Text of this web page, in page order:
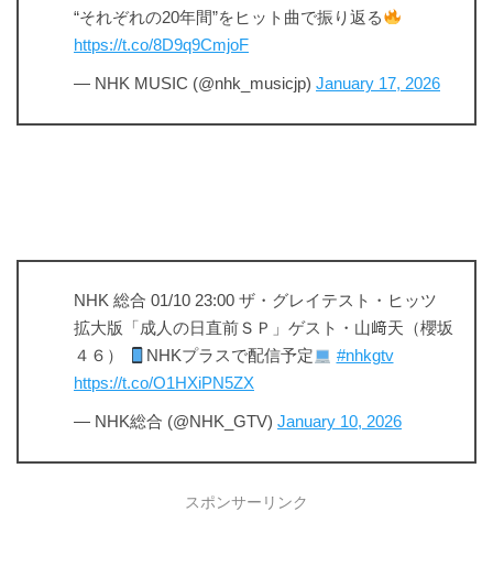
“それぞれの20年間”をヒット曲で振り返る
https://t.co/8D9q9CmjoF
— NHK MUSIC (@nhk_musicjp) January 17, 2026
NHK 総合 01/10 23:00 ザ・グレイテスト・ヒッツ
拡大版「成人の日直前ＳＰ」ゲスト・山﨑天（櫻坂
４６）
NHKプラスで配信予定
#nhkgtv
https://t.co/O1HXiPN5ZX
— NHK総合 (@NHK_GTV) January 10, 2026
スポンサーリンク